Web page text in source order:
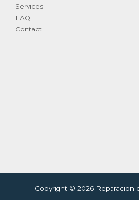
Services
FAQ
Contact
Copyright © 2026 Reparacion